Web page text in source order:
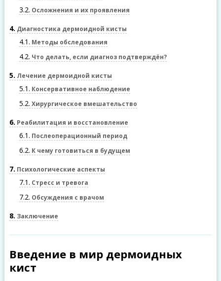
3.2 Осложнения и их проявления
4 Диагностика дермоидной кисты
4.1 Методы обследования
4.2 Что делать, если диагноз подтверждён?
5 Лечение дермоидной кисты
5.1 Консервативное наблюдение
5.2 Хирургическое вмешательство
6 Реабилитация и восстановление
6.1 Послеоперационный период
6.2 К чему готовиться в будущем
7 Психологические аспекты
7.1 Стресс и тревога
7.2 Обсуждения с врачом
8 Заключение
Введение в мир дермоидных
кист